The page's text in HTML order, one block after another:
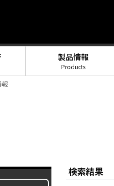
製品情報
Products
検索結果